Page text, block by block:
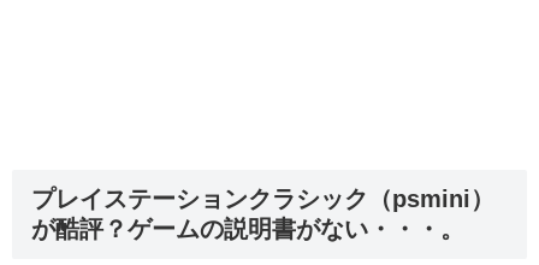
プレイステーションクラシック（psmini）
が酷評？ゲームの説明書がない・・・。